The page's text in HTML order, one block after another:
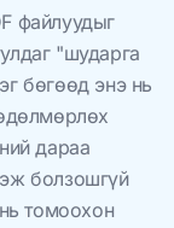
файлуудыг
"шударга
бөгөөд энэ нь
дараа
болзошгүй
томоохон